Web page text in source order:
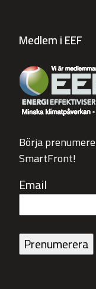
Medlem i EEF
Börja
SmartFront!
Email